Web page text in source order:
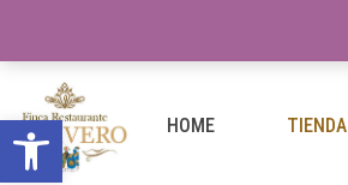
Abrir barra de herramientas
HOME TIENDA